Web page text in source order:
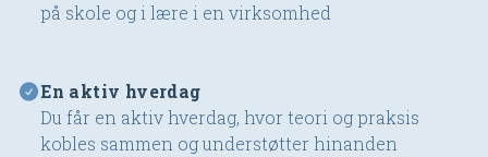
på skole og i lære i en virksomhed
En aktiv hverdag
Du får en aktiv hverdag, hvor teori og praksis
kobles sammen og understøtter hinanden